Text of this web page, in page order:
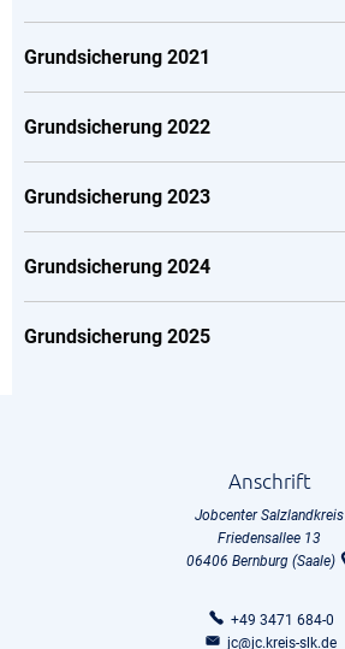
Grundsicherung 2021
Grundsicherung 2022
Grundsicherung 2023
Grundsicherung 2024
Grundsicherung 2025
Anschrift
Jobcenter Salzlandkreis
Friedensallee 13
06406 Bernburg (Saale)
+49 3471 684-0
jc@jc.kreis-slk.de